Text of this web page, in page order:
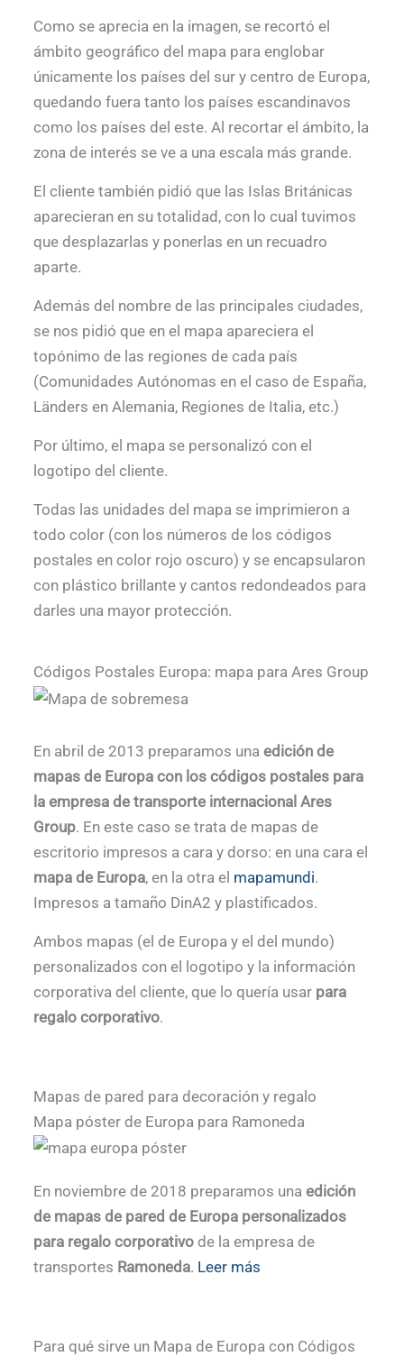
Como se aprecia en la imagen, se recortó el
ámbito geográfico del mapa para englobar
únicamente los países del sur y centro de Europa,
quedando fuera tanto los países escandinavos
como los países del este. Al recortar el ámbito, la
zona de interés se ve a una escala más grande.
El cliente también pidió que las Islas Británicas
aparecieran en su totalidad, con lo cual tuvimos
que desplazarlas y ponerlas en un recuadro
aparte.
Además del nombre de las principales ciudades,
se nos pidió que en el mapa apareciera el
topónimo de las regiones de cada país
(Comunidades Autónomas en el caso de España,
Länders en Alemania, Regiones de Italia, etc.)
Por último, el mapa se personalizó con el
logotipo del cliente.
Todas las unidades del mapa se imprimieron a
todo color (con los números de los códigos
postales en color rojo oscuro) y se encapsularon
con plástico brillante y cantos redondeados para
darles una mayor protección.
Códigos Postales Europa: mapa para Ares Group
En abril de 2013 preparamos una edición de
mapas de Europa con los códigos postales para
la empresa de transporte internacional Ares
Group. En este caso se trata de mapas de
escritorio impresos a cara y dorso: en una cara el
mapa de Europa, en la otra el mapamundi.
Impresos a tamaño DinA2 y plastificados.
Ambos mapas (el de Europa y el del mundo)
personalizados con el logotipo y la información
corporativa del cliente, que lo quería usar para
regalo corporativo.
Mapas de pared para decoración y regalo
Mapa póster de Europa para Ramoneda
En noviembre de 2018 preparamos una edición
de mapas de pared de Europa personalizados
para regalo corporativo de la empresa de
transportes Ramoneda. Leer más
Para qué sirve un Mapa de Europa con Códigos